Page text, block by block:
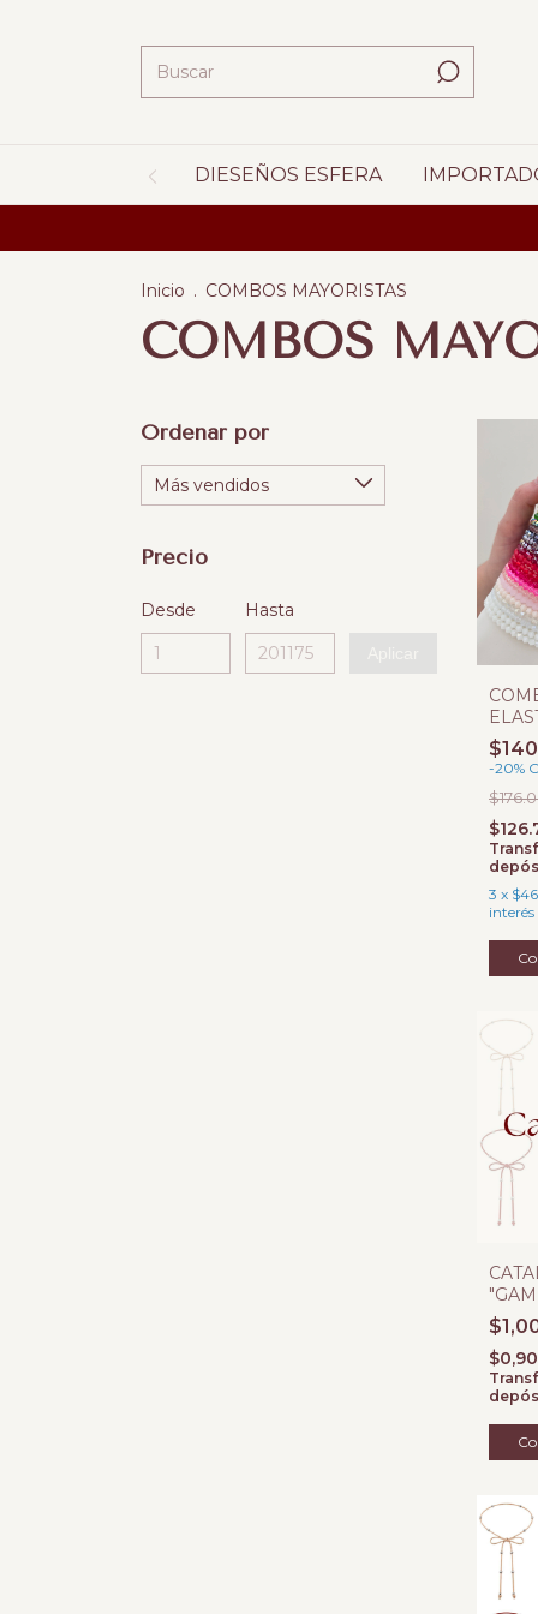
DIESEÑOS ESFERA
ENVIOS
Inicio . COMBOS MAYORISTAS
COMBOS
Ordenar por
Precio
Desde Hasta
-20%
3 x
interés
$0,90